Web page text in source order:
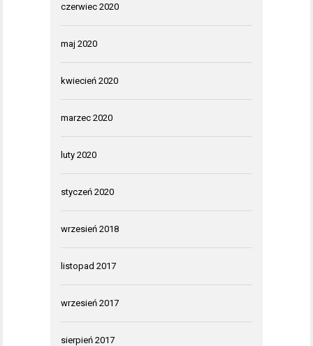
czerwiec 2020
maj 2020
kwiecień 2020
marzec 2020
luty 2020
styczeń 2020
wrzesień 2018
listopad 2017
wrzesień 2017
sierpień 2017